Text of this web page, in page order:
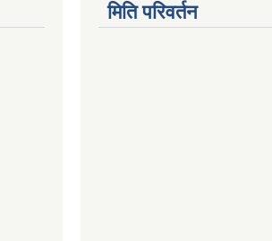
मिति परिवर्तन